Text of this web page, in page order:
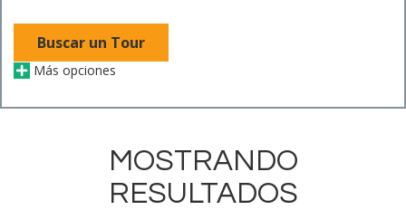
Buscar un Tour
Más opciones
MOSTRANDO
RESULTADOS